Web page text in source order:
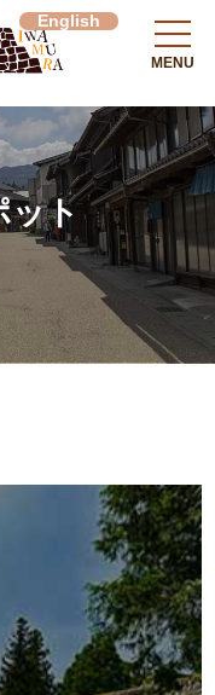
English
MENU
ット